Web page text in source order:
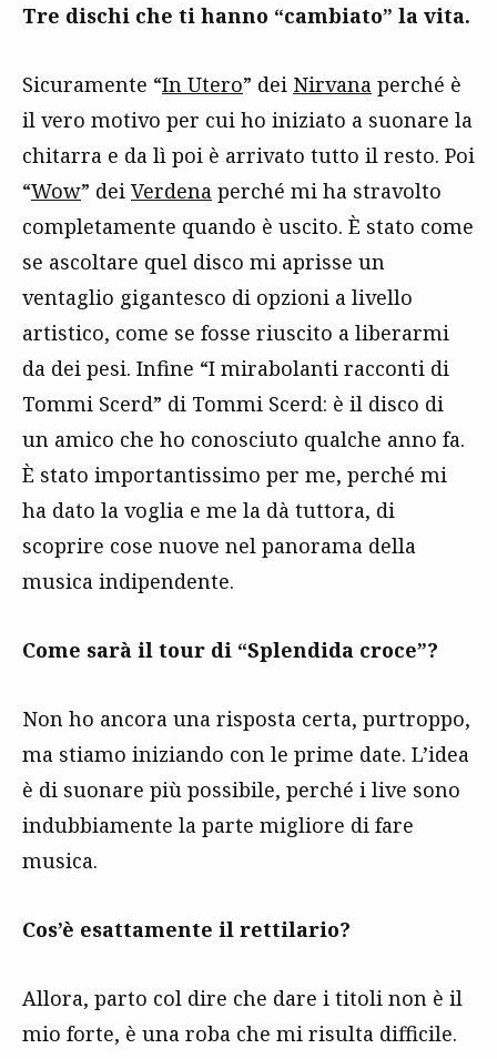
Tre dischi che ti hanno “cambiato” la vita.
Sicuramente “In Utero” dei Nirvana perché è
il vero motivo per cui ho iniziato a suonare la
chitarra e da lì poi è arrivato tutto il resto. Poi
“Wow” dei Verdena perché mi ha stravolto
completamente quando è uscito. È stato come
se ascoltare quel disco mi aprisse un
ventaglio gigantesco di opzioni a livello
artistico, come se fosse riuscito a liberarmi
da dei pesi. Infine “I mirabolanti racconti di
Tommi Scerd” di Tommi Scerd: è il disco di
un amico che ho conosciuto qualche anno fa.
È stato importantissimo per me, perché mi
ha dato la voglia e me la dà tuttora, di
scoprire cose nuove nel panorama della
musica indipendente.
Come sarà il tour di “Splendida croce”?
Non ho ancora una risposta certa, purtroppo,
ma stiamo iniziando con le prime date. L’idea
è di suonare più possibile, perché i live sono
indubbiamente la parte migliore di fare
musica.
Cos’è esattamente il rettilario?
Allora, parto col dire che dare i titoli non è il
mio forte, è una roba che mi risulta difficile.